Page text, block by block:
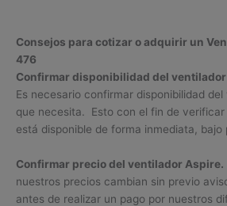
Consejos para cotizar o adquirir un
476
Confirmar disponibilidad del
Es necesario confirmar disponibilidad
que necesita. Esto con el fin de verificar
está disponible de forma inmediata, bajo
Confirmar precio del ventilador Aspire.
nuestros precios cambian sin previo
antes de realizar un pago por nuestros